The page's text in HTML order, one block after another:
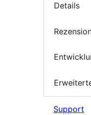
Details
Support